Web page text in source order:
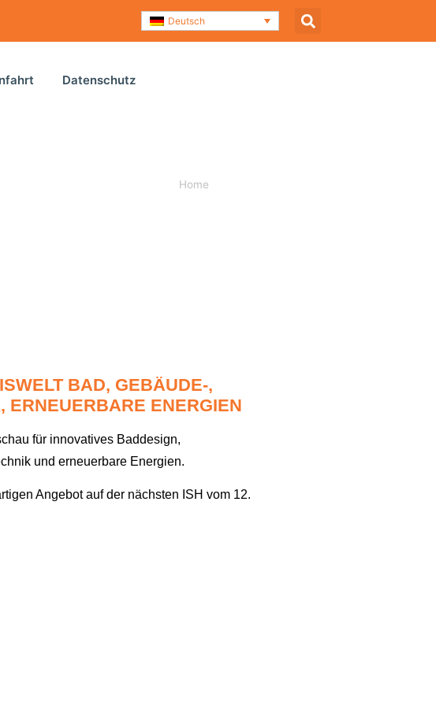
Deutsch
Datenschutz
Home
BAD, GEBÄUDE-,
ERNEUERBARE ENERGIEN
für innovatives Baddesign,
und erneuerbare Energien.
Angebot auf der nächsten ISH vom12.